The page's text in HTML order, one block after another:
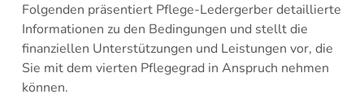
Folgenden präsentiert Pflege-Ledergerber detaillierte
Informationen zu den Bedingungen und stellt die
finanziellen Unterstützungen und Leistungen vor, die
Sie mit dem vierten Pflegegrad in Anspruch nehmen
können.